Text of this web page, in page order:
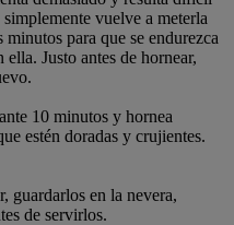
vuelve a meterla
para que se endurezca
Justo antes de hornear,
10 minutos y hornea
estén doradas y crujientes.
guardarlos en la nevera,
de servirlos.